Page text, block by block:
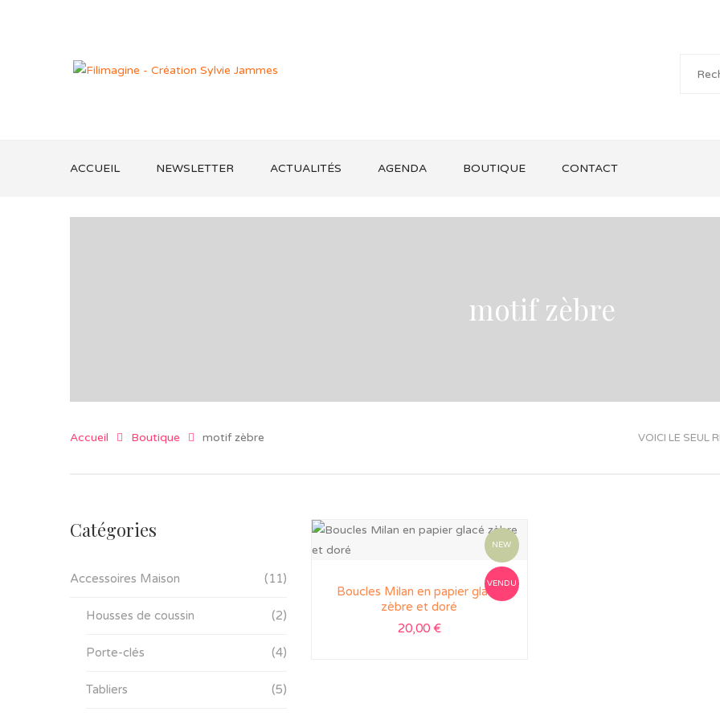
ACCUEIL NEWSLETTER ACTUALITÉS AGENDA BOUTIQUE CONTACT
motif zèbre
Accueil Boutique motif zèbre VOICI LE SEUL
Catégories
Accessoires Maison (11)
Housses de coussin (2)
Porte-clés (4)
Tabliers (5)
NEW
VENDU
Boucles Milan en papier glacé
zèbre et doré
20,00 €